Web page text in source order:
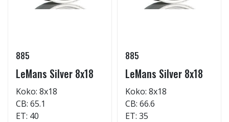
885
LeMans Silver 8x18
Koko: 8x18
CB: 65.1
ET: 40
885
LeMans Silver 8x18
Koko: 8x18
CB: 66.6
ET: 35